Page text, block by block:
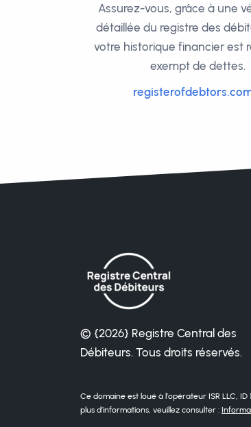
Assurez-vous, grâce à une
détaillée du registre des
votre historique financier est
exempt de dettes.
© {2026} Registre Central des
Débiteurs. Tous droits réservés.
Ce domaine est loué à l’opérateur ISR LLC, ID
plus d’informations, veuillez consulter :